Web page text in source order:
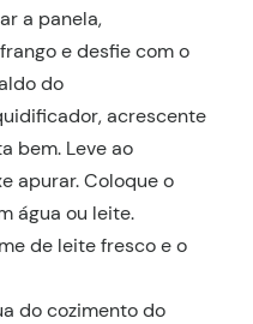
a panela,
e desfie com o
do
acrescente
bem. Leve ao
apurar. Coloque o
água ou leite.
de leite fresco e o
do cozimento do